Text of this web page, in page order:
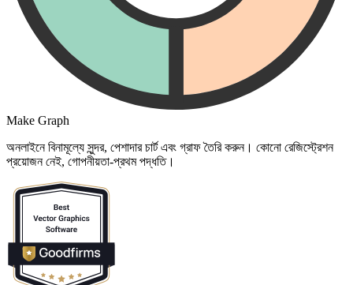
Make Graph
অনলাইনে বিনামূল্যে সুন্দর, পেশাদার চার্ট এবং গ্রাফ তৈরি করুন। কোনো রেজিস্ট্রেশন
প্রয়োজন নেই, গোপনীয়তা-প্রথম পদ্ধতি।